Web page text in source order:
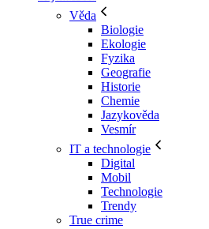
Věda
Biologie
Ekologie
Fyzika
Geografie
Historie
Chemie
Jazykověda
Vesmír
IT a technologie
Digital
Mobil
Technologie
Trendy
True crime